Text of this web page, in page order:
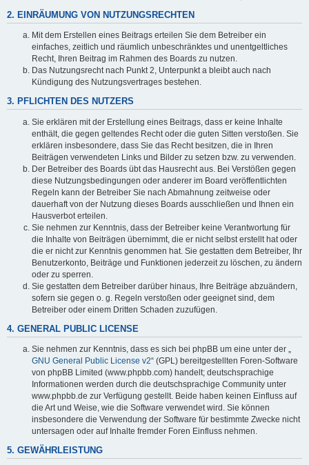
2. EINRÄUMUNG VON NUTZUNGSRECHTEN
Mit dem Erstellen eines Beitrags erteilen Sie dem Betreiber ein
einfaches, zeitlich und räumlich unbeschränktes und unentgeltliches
Recht, Ihren Beitrag im Rahmen des Boards zu nutzen.
Das Nutzungsrecht nach Punkt 2, Unterpunkt a bleibt auch nach
Kündigung des Nutzungsvertrages bestehen.
3. PFLICHTEN DES NUTZERS
Sie erklären mit der Erstellung eines Beitrags, dass er keine Inhalte
enthält, die gegen geltendes Recht oder die guten Sitten verstoßen. Sie
erklären insbesondere, dass Sie das Recht besitzen, die in Ihren
Beiträgen verwendeten Links und Bilder zu setzen bzw. zu verwenden.
Der Betreiber des Boards übt das Hausrecht aus. Bei Verstößen gegen
diese Nutzungsbedingungen oder anderer im Board veröffentlichten
Regeln kann der Betreiber Sie nach Abmahnung zeitweise oder
dauerhaft von der Nutzung dieses Boards ausschließen und Ihnen ein
Hausverbot erteilen.
Sie nehmen zur Kenntnis, dass der Betreiber keine Verantwortung für
die Inhalte von Beiträgen übernimmt, die er nicht selbst erstellt hat oder
die er nicht zur Kenntnis genommen hat. Sie gestatten dem Betreiber, Ihr
Benutzerkonto, Beiträge und Funktionen jederzeit zu löschen, zu ändern
oder zu sperren.
Sie gestatten dem Betreiber darüber hinaus, Ihre Beiträge abzuändern,
sofern sie gegen o. g. Regeln verstoßen oder geeignet sind, dem
Betreiber oder einem Dritten Schaden zuzufügen.
4. GENERAL PUBLIC LICENSE
Sie nehmen zur Kenntnis, dass es sich bei phpBB um eine unter der „
GNU General Public License v2“ (GPL) bereitgestellten Foren-Software
von phpBB Limited (www.phpbb.com) handelt; deutschsprachige
Informationen werden durch die deutschsprachige Community unter
www.phpbb.de zur Verfügung gestellt. Beide haben keinen Einfluss auf
die Art und Weise, wie die Software verwendet wird. Sie können
insbesondere die Verwendung der Software für bestimmte Zwecke nicht
untersagen oder auf Inhalte fremder Foren Einfluss nehmen.
5. GEWÄHRLEISTUNG